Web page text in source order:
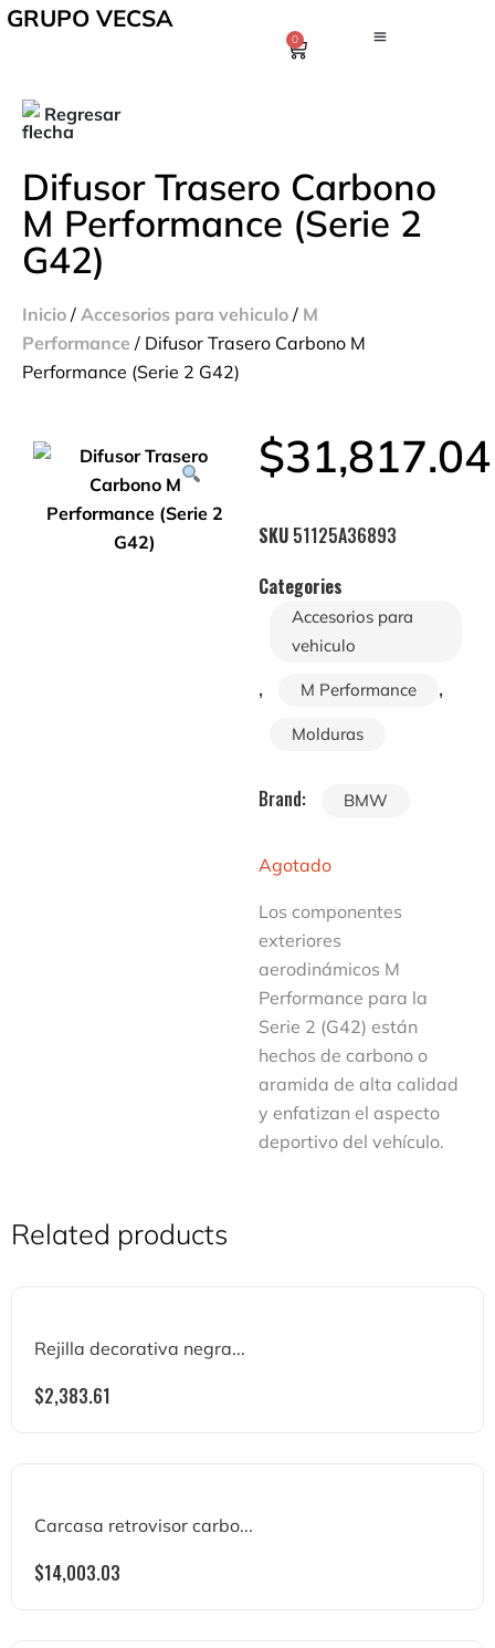
GRUPO VECSA
0
Regresar
Difusor Trasero Carbono
M Performance (Serie 2
G42)
Inicio / Accesorios para vehiculo / M
Performance / Difusor Trasero Carbono M
Performance (Serie 2 G42)
$31,817.04
SKU 51125A36893
Categories
Accesorios para
vehiculo
, M Performance ,
Molduras
Brand: BMW
Agotado
Los componentes
exteriores
aerodinámicos M
Performance para la
Serie 2 (G42) están
hechos de carbono o
aramida de alta calidad
y enfatizan el aspecto
deportivo del vehículo.
Related products
Rejilla decorativa negra...
$2,383.61
Carcasa retrovisor carbo...
$14,003.03